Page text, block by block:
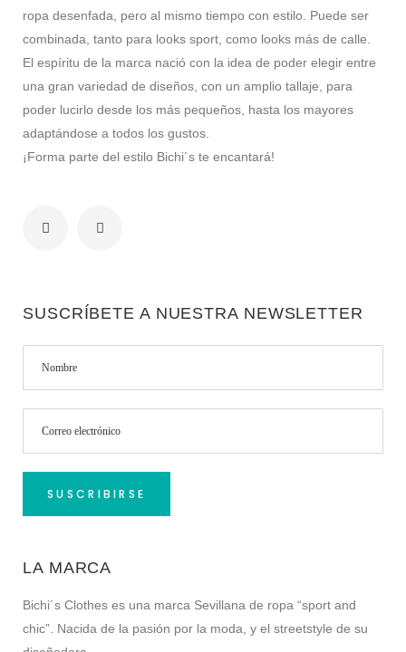
ropa desenfada, pero al mismo tiempo con estilo. Puede ser
combinada, tanto para looks sport, como looks más de calle.
El espíritu de la marca nació con la idea de poder elegir entre
una gran variedad de diseños, con un amplio tallaje, para
poder lucirlo desde los más pequeños, hasta los mayores
adaptándose a todos los gustos.
¡Forma parte del estilo Bichi´s te encantará!
SUSCRÍBETE A NUESTRA NEWSLETTER
LA MARCA
Bichi´s Clothes es una marca Sevillana de ropa “sport and
chic”. Nacida de la pasión por la moda, y el streetstyle de su